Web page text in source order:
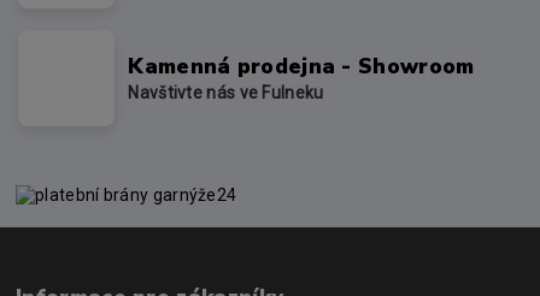
Kamenná prodejna - Showroom
Navštivte nás ve Fulneku